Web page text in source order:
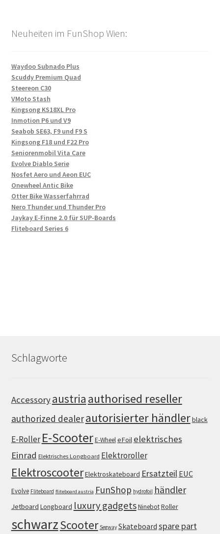
Neuheiten im FunShop Wien:
Waydoo Subnado Plus
Scuddy Premium Quad
Steereon C30
VMoto Stash
Kingsong KS18XL Pro
Inmotion P6 und V9
Seabob SE63, F9 und F9 S
Kingsong F18 und F22 Pro
Seniorenmobil Vita Care
Evolve Diablo Serie
Nosfet Aero und Aeon EUC
Onewheel Antic Bike
Otter Bike Wasserfahrrad
Nero Thunder und Thunder Pro
Jaykay E-Finne 2.0 für SUP-Boards
Fliteboard Series 6
Schlagworte
Accessoryaustria authorised reseller
authorized dealerautorisierter händlerblack
E-Roller E-ScooterE-WheeleFoil elektrisches
Einrad Elektrisches Longboard Elektroroller
ElektroscooterElektroskateboard Ersatzteil EUC
Evolve Fliteboard fliteboard austria FunShop hydrofoil händler
Jetboard Longboard luxury gadgetsNinebotRoller
schwarzScooter Segway Skateboard spare part